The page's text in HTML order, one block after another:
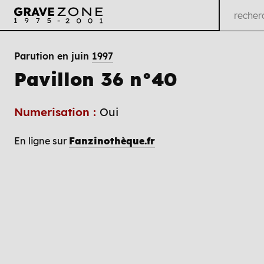
Parution en juin 1997
Pavillon 36 n°40
Numerisation : Oui
En ligne sur Fanzinothèque.fr